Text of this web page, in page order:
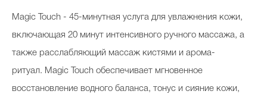
Magic Touch - 45-минутная услуга для увлажнения кожи,
включающая 20 минут интенсивного ручного массажа, а
также расслабляющий массаж кистями и арома-
ритуал. Magic Touch обеспечивает мгновенное
восстановление водного баланса, тонус и сияние кожи,